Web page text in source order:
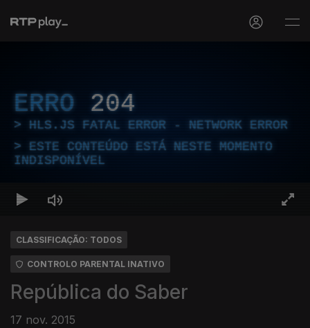
ERRO 204
HLS.JS FATAL ERROR - NETWORK ERROR
ESTE CONTEÚDO ESTÁ NESTE MOMENTO
INDISPONÍVEL
CLASSIFICAÇÃO: TODOS
CONTROLO PARENTAL INATIVO
República do Saber
17 nov. 2015